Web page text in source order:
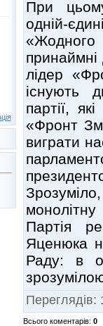
При
одній-
«Жодного
лідер
існують
партії,
«Фронт
виграти
Партія
Яценюка
Раду: в
Переглядів:
Всього коментарів: 0